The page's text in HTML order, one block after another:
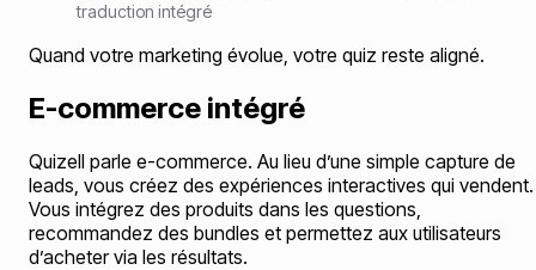
traduction intégré
Quand votre marketing évolue, votre quiz reste aligné.
E-commerce intégré
Quizell parle e-commerce. Au lieu d’une simple capture de
leads, vous créez des expériences interactives qui vendent.
Vous intégrez des produits dans les questions,
recommandez des bundles et permettez aux utilisateurs
d’acheter via les résultats.